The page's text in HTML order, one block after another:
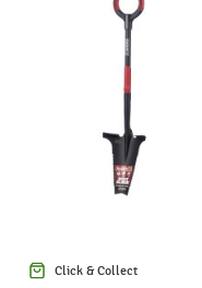
Click & Collect